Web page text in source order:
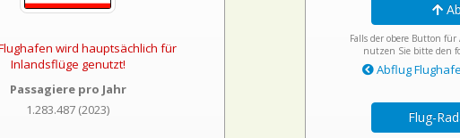
wird hauptsächlich für
Inlandsflüge genutzt!
Passagiere pro Jahr
1.283.487 (2023)
Falls der obere Button
nutzen Sie bitte den
Abflug
Flug-